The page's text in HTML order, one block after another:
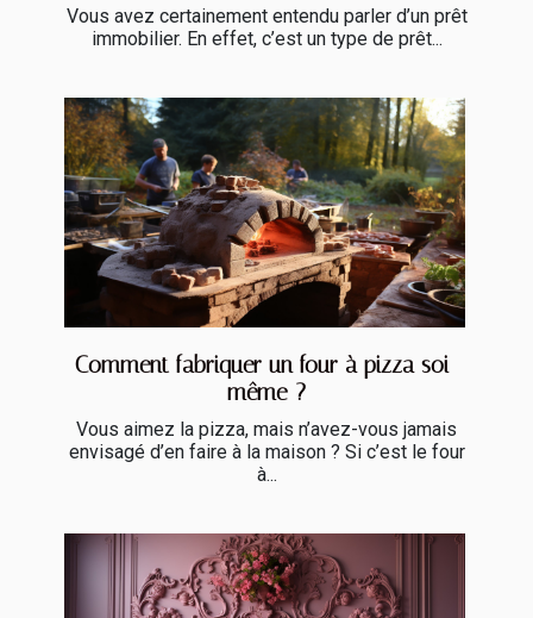
Vous avez certainement entendu parler d’un prêt
immobilier. En effet, c’est un type de prêt...
Comment fabriquer un four à pizza soi-
même ?
Vous aimez la pizza, mais n’avez-vous jamais
envisagé d’en faire à la maison ? Si c’est le four
à...